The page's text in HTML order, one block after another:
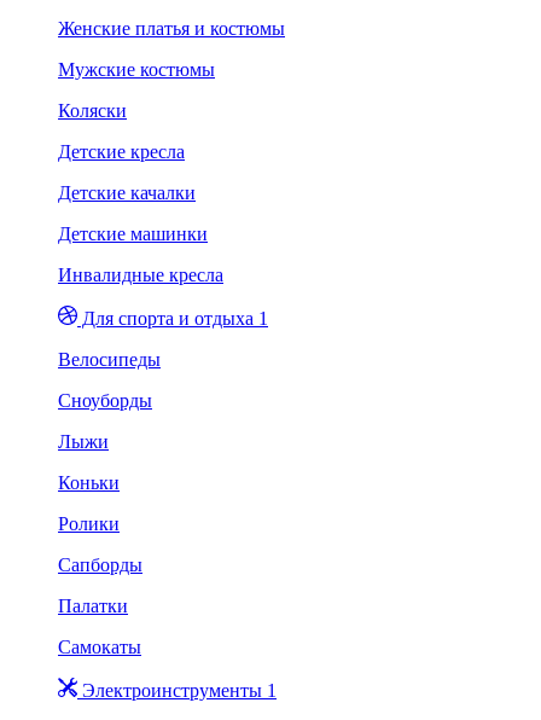
Женские платья и костюмы
Мужские костюмы
Коляски
Детские кресла
Детские качалки
Детские машинки
Инвалидные кресла
Для спорта и отдыха 1
Велосипеды
Сноуборды
Лыжи
Коньки
Ролики
Сапборды
Палатки
Самокаты
Электроинструменты 1